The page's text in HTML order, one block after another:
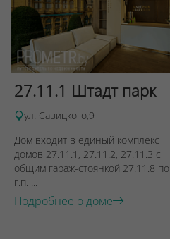
27.11.1 Штадт парк
ул. Савицкого,9
Дом входит в единый комплекс
домов 27.11.1, 27.11.2, 27.11.3 с
общим гараж-стоянкой 27.11.8 по
г.п. ...
Подробнее о доме